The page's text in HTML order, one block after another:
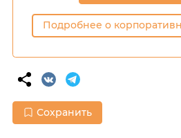
Подробнее о
Сохранить